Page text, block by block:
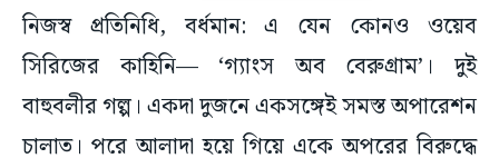
নিজস্ব প্রতিনিধি, বর্ধমান: এ যেন কোনও ওয়েব
সিরিজের কাহিনি— ‘গ্যাংস অব বেরুগ্রাম’। দুই
বাহুবলীর গল্প। একদা দুজনে একসঙ্গেই সমস্ত অপারেশন
চালাত। পরে আলাদা হয়ে গিয়ে একে অপরের বিরুদ্ধে